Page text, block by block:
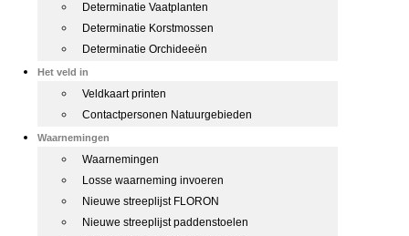
Determinatie Vaatplanten
Determinatie Korstmossen
Determinatie Orchideeën
Het veld in
Veldkaart printen
Contactpersonen Natuurgebieden
Waarnemingen
Waarnemingen
Losse waarneming invoeren
Nieuwe streeplijst FLORON
Nieuwe streeplijst paddenstoelen